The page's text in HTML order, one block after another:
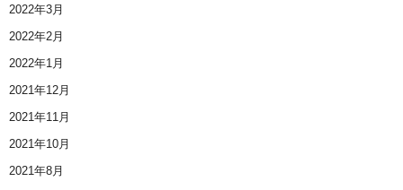
2022年3月
2022年2月
2022年1月
2021年12月
2021年11月
2021年10月
2021年8月